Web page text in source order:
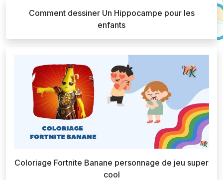
Comment dessiner Un Hippocampe pour les
enfants
Coloriage Fortnite Banane personnage de jeu super
cool